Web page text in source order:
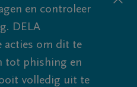
en controleer
DELA
acties om dit te
tot phishing en
volledig uit te